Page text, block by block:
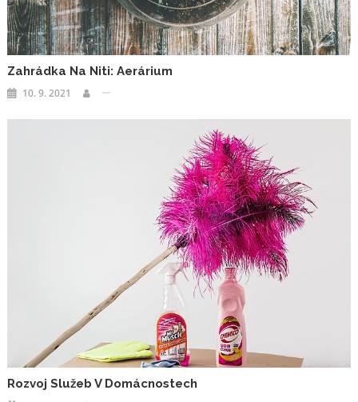
Zahrádka Na Niti: Aerárium
10. 9. 2021
Rozvoj Služeb V Domácnostech